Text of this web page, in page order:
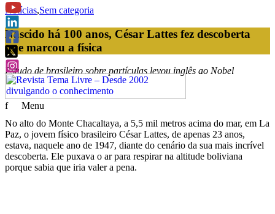
f Menu
Notícias,Sem categoria
Nascido há 100 anos, César Lattes fez descoberta
que marcou a física
Estudo de brasileiro sobre partículas levou inglês ao Nobel
No alto do Monte Chacaltaya, a 5,5 mil metros acima do mar, em La
Paz, o jovem físico brasileiro César Lattes, de apenas 23 anos,
estava, naquele ano de 1947, diante do cenário da sua mais incrível
descoberta. Ele puxava o ar para respirar na altitude boliviana
porque sabia que iria valer a pena.